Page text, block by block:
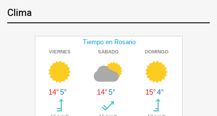
Clima